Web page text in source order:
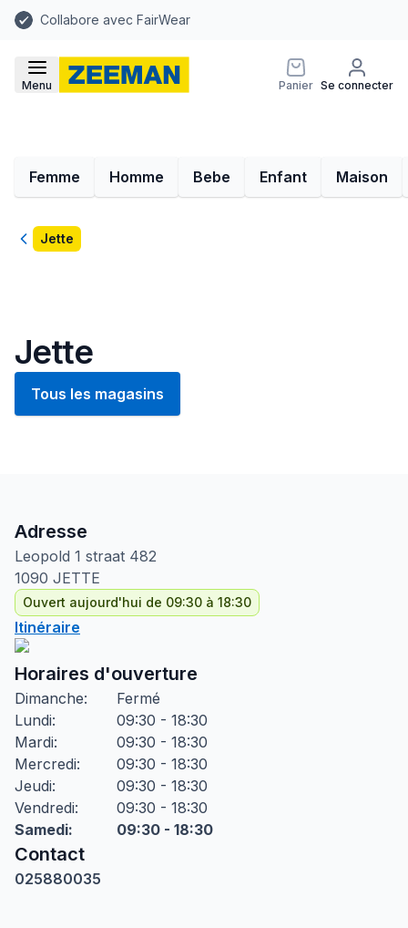
Collabore avec FairWear
Menu Panier Se connecter
Femme Homme Bebe Enfant Maison
Retour
Jette
Jette
Tous les magasins
Adresse
Leopold 1 straat 482
1090 JETTE
Ouvert aujourd'hui de 09:30 à 18:30
Itinéraire
Horaires d'ouverture
Dimanche:
Fermé
Lundi:
09:30 - 18:30
Mardi:
09:30 - 18:30
Mercredi:
09:30 - 18:30
Jeudi:
09:30 - 18:30
Vendredi:
09:30 - 18:30
Samedi: 09:30 - 18:30
Contact
025880035